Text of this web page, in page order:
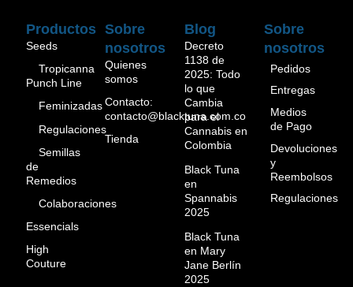
Productos
Seeds
Tropicanna
Punch Line
Feminizadas
Regulaciones
Semillas
de
Remedios
Colaboraciones
Essencials
High
Couture
Sobre
nosotros
Quienes
somos
Contacto:
contacto@blacktuna.com.co
Tienda
Blog
Decreto
1138 de
2025: Todo
lo que
Cambia
para el
Cannabis en
Colombia
Black Tuna
en
Spannabis
2025
Black Tuna
en Mary
Jane Berlín
2025
Sobre
nosotros
Pedidos
Entregas
Medios
de Pago
Devoluciones
y
Reembolsos
Regulaciones